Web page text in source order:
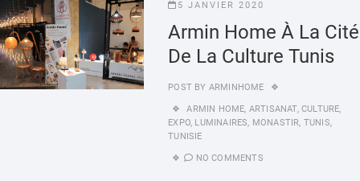
5 JANVIER 2020
Armin Home À La Cité
De La Culture Tunis
POST BY ARMINHOME
ARMIN HOME, ARTISANAT,CULTURE,
EXPO, LUMINAIRES, MONASTIR, TUNIS,
TUNISIE
NO COMMENTS